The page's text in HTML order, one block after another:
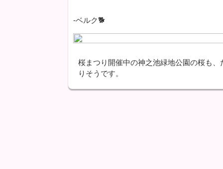
-ベルク🐕
桜まつり開催中の神之池緑地公園の桜も
りそうです。